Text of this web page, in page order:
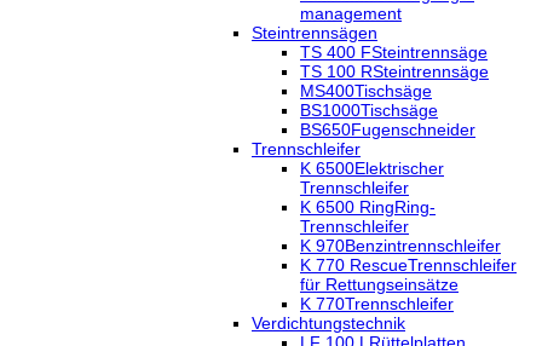
management
Steintrennsägen
TS 400 FSteintrennsäge
TS 100 RSteintrennsäge
MS400Tischsäge
BS1000Tischsäge
BS650Fugenschneider
Trennschleifer
K 6500Elektrischer
Trennschleifer
K 6500 RingRing-
Trennschleifer
K 970Benzintrennschleifer
K 770 RescueTrennschleifer
für Rettungseinsätze
K 770Trennschleifer
Verdichtungstechnik